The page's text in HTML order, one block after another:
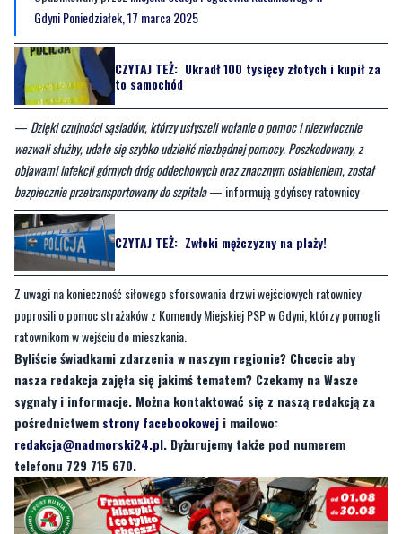
GdyniPoniedziałek, 17 marca 2025
CZYTAJ TEŻ: Ukradł 100 tysięcy złotych i kupił za
to samochód
— Dzięki czujności sąsiadów, którzy usłyszeli wołanie o pomoc i niezwłocznie
wezwali służby, udało się szybko udzielić niezbędnej pomocy. Poszkodowany, z
objawami infekcji górnych dróg oddechowych oraz znacznym osłabieniem, został
bezpiecznie przetransportowany do szpitala— informują gdyńscy ratownicy
CZYTAJ TEŻ: Zwłoki mężczyzny na plaży!
Z uwagi na konieczność siłowego sforsowania drzwi wejściowych ratownicy
poprosili o pomoc strażaków z Komendy Miejskiej PSP w Gdyni, którzy pomogli
ratownikom w wejściu do mieszkania.
Byliście świadkami zdarzenia w naszym regionie? Chcecie aby
nasza redakcja zajęła się jakimś tematem? Czekamy na Wasze
sygnały i informacje. Można kontaktować się z naszą redakcją za
pośrednictwem strony facebookowej i mailowo:
redakcja@nadmorski24.pl. Dyżurujemy także pod numerem
telefonu 729 715 670.